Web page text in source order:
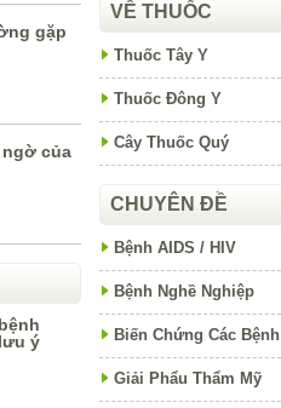
gặp
của
ý
VỀ THUỐC
Thuốc Tây Y
Thuốc Đông Y
Cây Thuốc Quý
CHUYÊN ĐỀ
Bệnh AIDS / HIV
Bệnh Nghề Nghiệp
Biến Chứng Các Bệnh
Giải Phẩu Thẩm Mỹ